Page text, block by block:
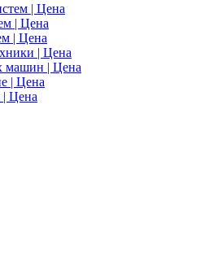
| Цена
| Цена
| Цена
| Цена
машин | Цена
| Цена
Цена